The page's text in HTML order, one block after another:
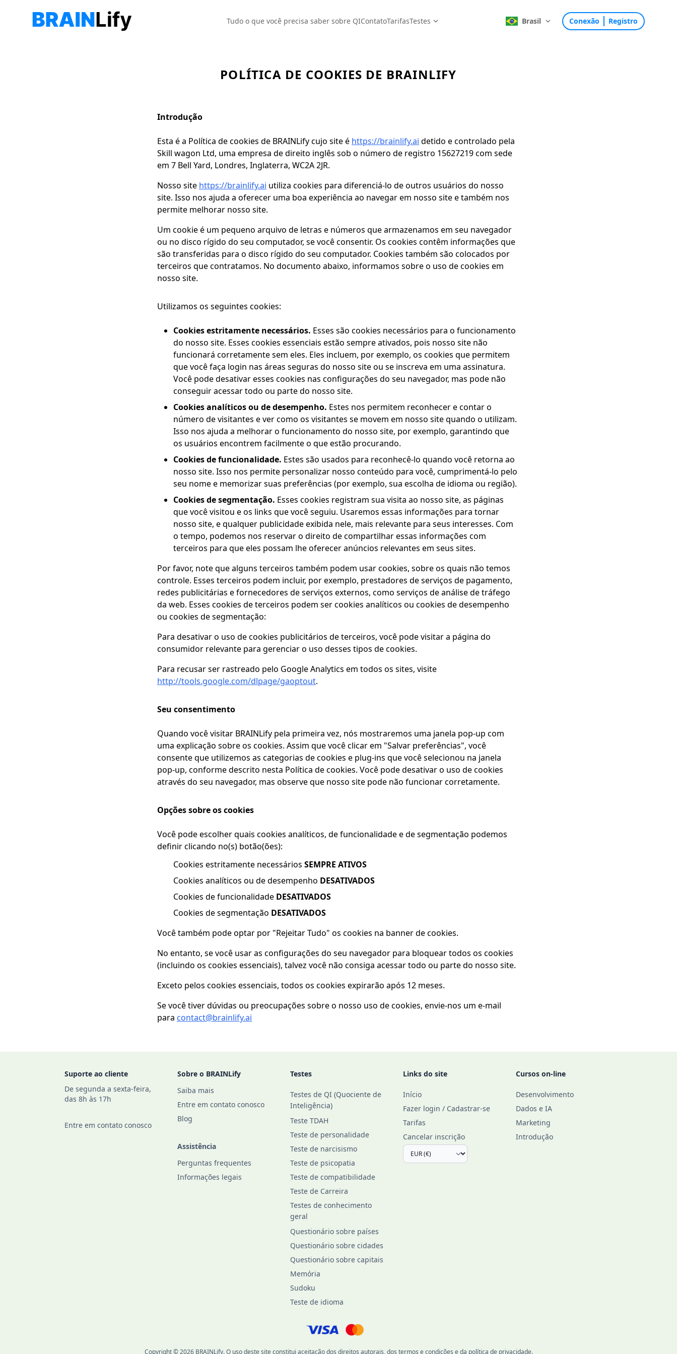
Tudo o que você precisa saber sobre QIContatoTarifasTestes Brasil Conexão Registro
POLÍTICA DE COOKIES DE BRAINLIFY
Introdução
Esta é a Política de cookies de BRAINLify cujo site é https://brainlify.ai detido e controlado pela
Skill wagon Ltd, uma empresa de direito inglês sob o número de registro 15627219 com sede
em 7 Bell Yard, Londres, Inglaterra, WC2A 2JR.
Nosso site https://brainlify.ai utiliza cookies para diferenciá-lo de outros usuários do nosso
site. Isso nos ajuda a oferecer uma boa experiência ao navegar em nosso site e também nos
permite melhorar nosso site.
Um cookie é um pequeno arquivo de letras e números que armazenamos em seu navegador
ou no disco rígido do seu computador, se você consentir. Os cookies contêm informações que
são transferidas para o disco rígido do seu computador. Cookies também são colocados por
terceiros que contratamos. No documento abaixo, informamos sobre o uso de cookies em
nosso site.
Utilizamos os seguintes cookies:
Cookies estritamente necessários. Esses são cookies necessários para o funcionamento
do nosso site. Esses cookies essenciais estão sempre ativados, pois nosso site não
funcionará corretamente sem eles. Eles incluem, por exemplo, os cookies que permitem
que você faça login nas áreas seguras do nosso site ou se inscreva em uma assinatura.
Você pode desativar esses cookies nas configurações do seu navegador, mas pode não
conseguir acessar todo ou parte do nosso site.
Cookies analíticos ou de desempenho. Estes nos permitem reconhecer e contar o
número de visitantes e ver como os visitantes se movem em nosso site quando o utilizam.
Isso nos ajuda a melhorar o funcionamento do nosso site, por exemplo, garantindo que
os usuários encontrem facilmente o que estão procurando.
Cookies de funcionalidade. Estes são usados para reconhecê-lo quando você retorna ao
nosso site. Isso nos permite personalizar nosso conteúdo para você, cumprimentá-lo pelo
seu nome e memorizar suas preferências (por exemplo, sua escolha de idioma ou região).
Cookies de segmentação. Esses cookies registram sua visita ao nosso site, as páginas
que você visitou e os links que você seguiu. Usaremos essas informações para tornar
nosso site, e qualquer publicidade exibida nele, mais relevante para seus interesses. Com
o tempo, podemos nos reservar o direito de compartilhar essas informações com
terceiros para que eles possam lhe oferecer anúncios relevantes em seus sites.
Por favor, note que alguns terceiros também podem usar cookies, sobre os quais não temos
controle. Esses terceiros podem incluir, por exemplo, prestadores de serviços de pagamento,
redes publicitárias e fornecedores de serviços externos, como serviços de análise de tráfego
da web. Esses cookies de terceiros podem ser cookies analíticos ou cookies de desempenho
ou cookies de segmentação:
Para desativar o uso de cookies publicitários de terceiros, você pode visitar a página do
consumidor relevante para gerenciar o uso desses tipos de cookies.
Para recusar ser rastreado pelo Google Analytics em todos os sites, visite
http://tools.google.com/dlpage/gaoptout.
Seu consentimento
Quando você visitar BRAINLify pela primeira vez, nós mostraremos uma janela pop-up com
uma explicação sobre os cookies. Assim que você clicar em "Salvar preferências", você
consente que utilizemos as categorias de cookies e plug-ins que você selecionou na janela
pop-up, conforme descrito nesta Política de cookies. Você pode desativar o uso de cookies
através do seu navegador, mas observe que nosso site pode não funcionar corretamente.
Opções sobre os cookies
Você pode escolher quais cookies analíticos, de funcionalidade e de segmentação podemos
definir clicando no(s) botão(ões):
Cookies estritamente necessários SEMPRE ATIVOS
Cookies analíticos ou de desempenho DESATIVADOS
Cookies de funcionalidade DESATIVADOS
Cookies de segmentação DESATIVADOS
Você também pode optar por "Rejeitar Tudo" os cookies na banner de cookies.
No entanto, se você usar as configurações do seu navegador para bloquear todos os cookies
(incluindo os cookies essenciais), talvez você não consiga acessar todo ou parte do nosso site.
Exceto pelos cookies essenciais, todos os cookies expirarão após 12 meses.
Se você tiver dúvidas ou preocupações sobre o nosso uso de cookies, envie-nos um e-mail
para contact@brainlify.ai
Suporte ao cliente
De segunda a sexta-feira,
das 8h às 17h
Entre em contato conosco
Sobre o BRAINLify
Saiba mais
Entre em contato conosco
Blog
Assistência
Perguntas frequentes
Informações legais
Testes
Testes de QI (Quociente de
Inteligência)
Teste TDAH
Teste de personalidade
Teste de narcisismo
Teste de psicopatia
Teste de compatibilidade
Teste de Carreira
Testes de conhecimento
geral
Questionário sobre países
Questionário sobre cidades
Questionário sobre capitais
Memória
Sudoku
Teste de idioma
Links do site
Início
Fazer login / Cadastrar-se
Tarifas
Cancelar inscrição
Cursos on-line
Desenvolvimento
Dados e IA
Marketing
Introdução
Copyright © 2026 BRAINLify. O uso deste site constitui aceitação dos direitos autorais, dos termos e condições e da política de privacidade.